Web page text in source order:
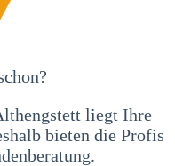
liegt Ihre
bieten die Profis